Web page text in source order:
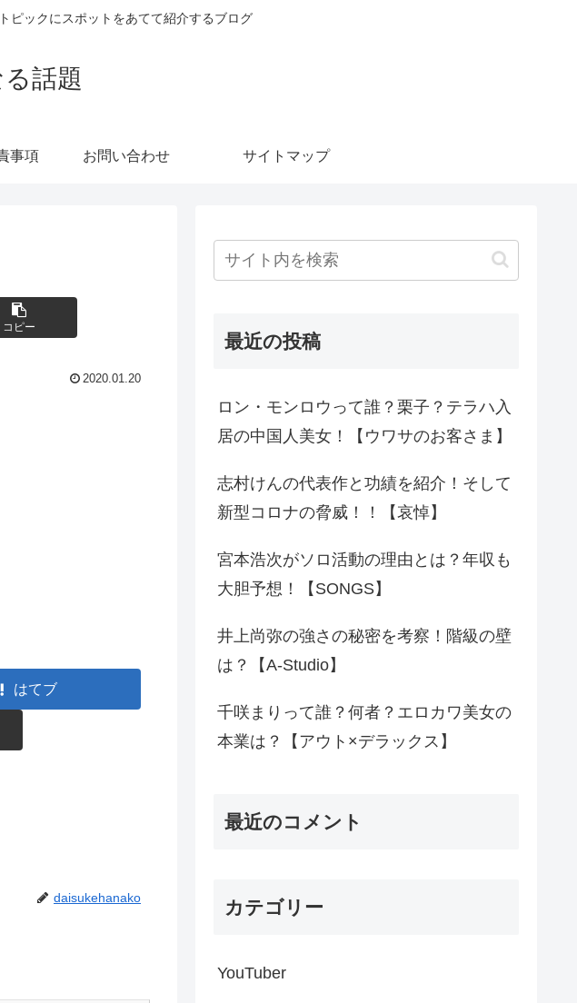
ピックにスポットをあてて紹介するブログ
話題
事項 お問い合わせ サイトマップ
コピー
2020.01.20
はてブ
daisukehanako
最近の投稿
ロン・モンロウって誰？栗子？テラハ入
居の中国人美女！【ウワサのお客さま】
志村けんの代表作と功績を紹介！そして
新型コロナの脅威！！【哀悼】
宮本浩次がソロ活動の理由とは？年収も
大胆予想！【SONGS】
井上尚弥の強さの秘密を考察！階級の壁
は？【A-Studio】
千咲まりって誰？何者？エロカワ美女の
本業は？【アウト×デラックス】
最近のコメント
カテゴリー
YouTuber